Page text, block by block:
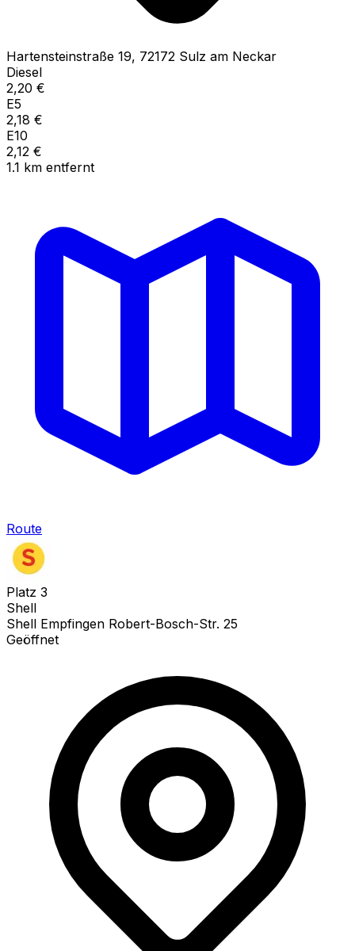
Hartensteinstraße 19, 72172 Sulz am Neckar
Diesel
2,20 €
E5
2,18 €
E10
2,12 €
1.1 km entfernt
Route
Platz 3
Shell
Shell Empfingen Robert-Bosch-Str. 25
Geöffnet